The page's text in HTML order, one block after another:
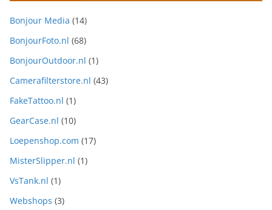
Bonjour Media (14)
BonjourFoto.nl (68)
BonjourOutdoor.nl (1)
Camerafilterstore.nl (43)
FakeTattoo.nl (1)
GearCase.nl (10)
Loepenshop.com (17)
MisterSlipper.nl (1)
VsTank.nl (1)
Webshops (3)